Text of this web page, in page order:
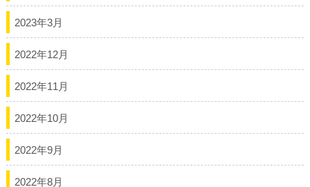
2023年3月
2022年12月
2022年11月
2022年10月
2022年9月
2022年8月